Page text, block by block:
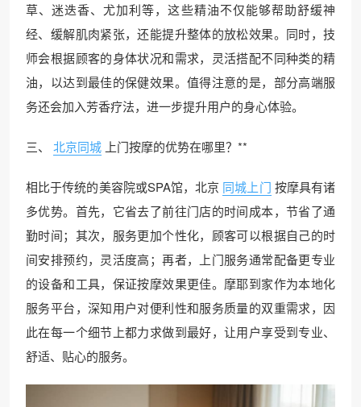
草、迷迭香、尤加利等，这些精油不仅能够帮助舒缓神
经、缓解肌肉紧张，还能提升整体的放松效果。同时，技
师会根据顾客的身体状况和需求，灵活搭配不同种类的精
油，以达到最佳的保健效果。值得注意的是，部分高端服
务还会加入芳香疗法，进一步提升用户的身心体验。
三、 北京同城 上门按摩的优势在哪里？**
相比于传统的美容院或SPA馆，北京 同城上门 按摩具有诸
多优势。首先，它省去了前往门店的时间成本，节省了通
勤时间；其次，服务更加个性化，顾客可以根据自己的时
间安排预约，灵活度高；再者，上门服务通常配备更专业
的设备和工具，保证按摩效果更佳。摩耶到家作为本地化
服务平台，深知用户对便利性和服务质量的双重需求，因
此在每一个细节上都力求做到最好，让用户享受到专业、
舒适、贴心的服务。